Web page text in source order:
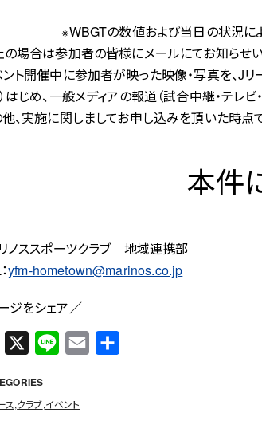
の数値および当日の状況により中止
の場合は参加者の皆様にメールにてお知らせ
ト開催中に参加者が映った映像・写真を、Jリ
はじめ、一般メディアの報道（試合中継・テレ
、実施に関しましてお申し込みを頂いた時点
本件
ノススポーツクラブ 地域連携部
yfm-hometown@marinos.co.jp
ジをシェア／
c
X
e
ス,クラブ,イベント